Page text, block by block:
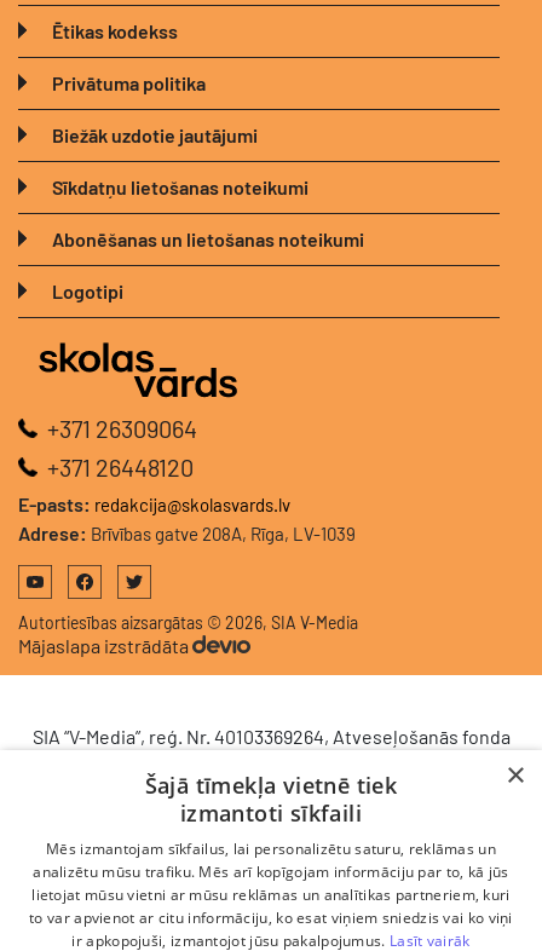
Ētikas kodekss
Privātuma politika
Biežāk uzdotie jautājumi
Sīkdatņu lietošanas noteikumi
Abonēšanas un lietošanas noteikumi
Logotipi
+371 26309064
+371 26448120
E-pasts: redakcija@skolasvards.lv
Adrese: Brīvības gatve 208A, Rīga, LV-1039
Autortiesības aizsargātas © 2026, SIA V-Media
Mājaslapa izstrādāta
SIA “V-Media”, reģ. Nr. 40103369264, Atveseļošanās fonda
komercdarbības procesu uzlabošanā - ieviesta klientu
attiecību pārvaldības sistēma (CRM). 2024. gada 16.
decembrī tika noslēgts līgums Nr. 9.2-17-L-2024/928 ar
Latvijas Investīciju un attīstības aģentūru par atbalsta
saņemšanu saskaņā ar Atveseļošanas un noturības
mehānisma plāna 2. komponenti “Digitālā transformācija”
×
Šajā tīmekļa vietnē tiek
izmantoti sīkfaili
Mēs izmantojam sīkfailus, lai personalizētu saturu, reklāmas un
analizētu mūsu trafiku. Mēs arī kopīgojam informāciju par to, kā jūs
lietojat mūsu vietni ar mūsu reklāmas un analītikas partneriem, kuri
to var apvienot ar citu informāciju, ko esat viņiem sniedzis vai ko viņi
ir apkopojuši, izmantojot jūsu pakalpojumus. Lasīt vairāk